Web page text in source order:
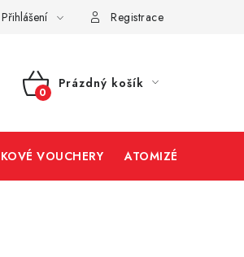
Přihlášení Registrace
NÁKUPNÍ
Prázdný košík
VOUCHERY ATOMIZÉRY A